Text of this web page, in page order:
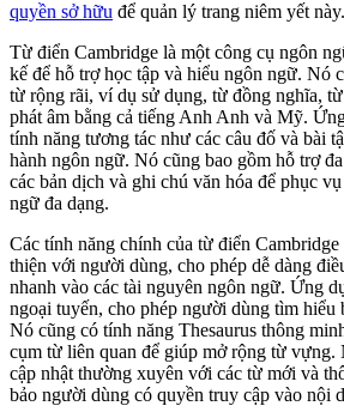
quyền sở hữu để quản lý trang niêm yết này.
Từ điển Cambridge là một công cụ ngôn
kế để hỗ trợ học tập và hiểu ngôn ngữ. Nó
từ rộng rãi, ví dụ sử dụng, từ đồng nghĩa,
phát âm bằng cả tiếng Anh Anh và Mỹ.
tính năng tương tác như các câu đố và bài
hành ngôn ngữ. Nó cũng bao gồm hỗ trợ
các bản dịch và ghi chú văn hóa để phục
ngữ đa dạng.
Các tính năng chính của từ điển
thiện với người dùng, cho phép dễ dàng
nhanh vào các tài nguyên ngôn ngữ. Ứng
ngoại tuyến, cho phép người dùng tìm hiểu
Nó cũng có tính năng Thesaurus thông
cụm từ liên quan để giúp mở rộng từ vựng.
cập nhật thường xuyên với các từ mới và
bảo người dùng có quyền truy cập vào nội